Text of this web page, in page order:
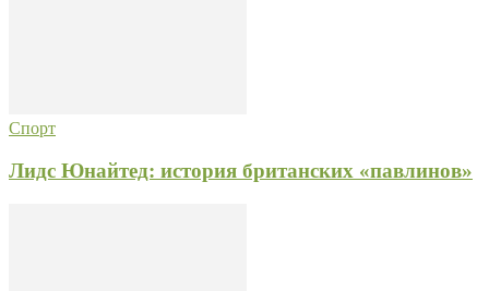
Спорт
Лидс Юнайтед: история британских «павлинов»